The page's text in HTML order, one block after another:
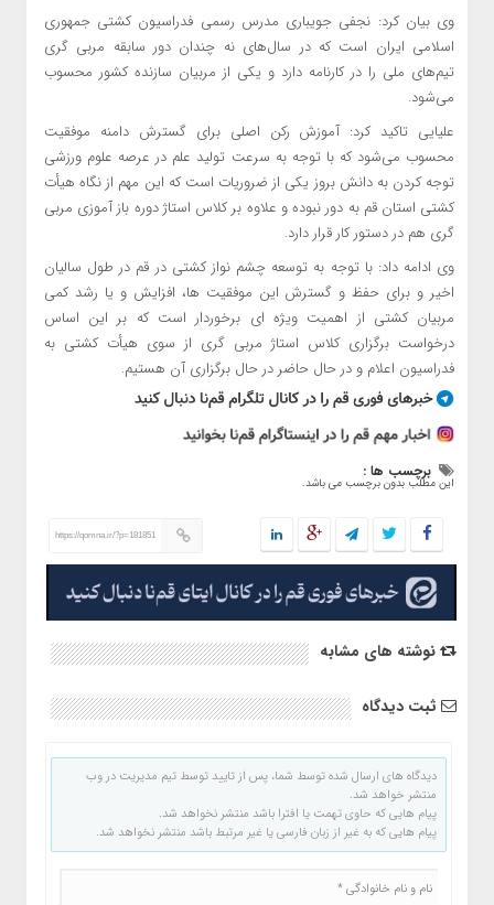
وی بیان کرد: نجفی جویباری مدرس رسمی فدراسیون کشتی جمهوری
اسلامی ایران است که در سال‌های نه چندان دور سابقه مربیگری
تیم‌های ملی را در کارنامه دارد و یکی از مربیان سازنده کشور محسوب
می‌شود.
علیایی تاکید کرد: آموزش رکن اصلی برای گسترش دامنه موفقیت
محسوب می‌شود که با توجه به سرعت تولید علم در عرصه علوم ورزشی
توجه کردن به دانش بروز یکی از ضروریات است که این مهم از نگاه هیأت
کشتی استان قمبه دور نبوده و علاوه بر کلاس استاژدوره باز آموزی مربی
گری هم در دستور کار قرار دارد.
وی ادامه داد: با توجه به توسعه چشمنواز کشتی در قم در طول سالیان
اخیر و برای حفظ و گسترش این موفقیت ها، افزایش و یا رشد کمی
مربیان کشتی از اهمیت ویژه ای برخوردار است که بر این اساس
درخواست برگزاری کلاس استاژمربی گری از سوی هیأت کشتی به
فدراسیون اعلام و در حال حاضر در حال برگزاری آن هستیم.
برچسب ها :
این مطلب بدون برچسب می باشد.
https://qomna.ir/?p=181851
نوشته های مشابه
ثبت دیدگاه
دیدگاه های ارسال شده توسط شما، پس از تایید توسط تیم مدیریت در وب
منتشر خواهد شد.
پیام هایی که حاوی تهمت یا افترا باشد منتشر نخواهد شد.
پیام هایی که به غیر از زبان فارسی یا غیر مرتبط باشد منتشر نخواهد شد.